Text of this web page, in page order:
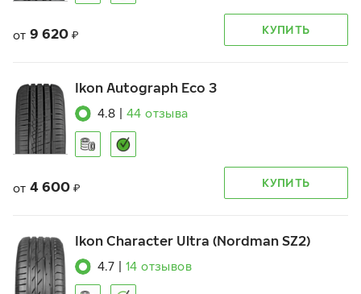
от 9 620 ₽ КУПИТЬ
Ikon Autograph Eco 3
4.8 44 отзыва
от 4 600 ₽ КУПИТЬ
Ikon Character Ultra (Nordman SZ2)
4.7 14 отзывов